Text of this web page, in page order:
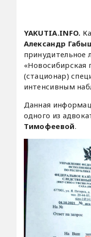
YAKUTIA.INFO.
Александр
принудительное
«Новосибирская
(стационар)
интенсивным
Данная
одного из
Тимофеевой.